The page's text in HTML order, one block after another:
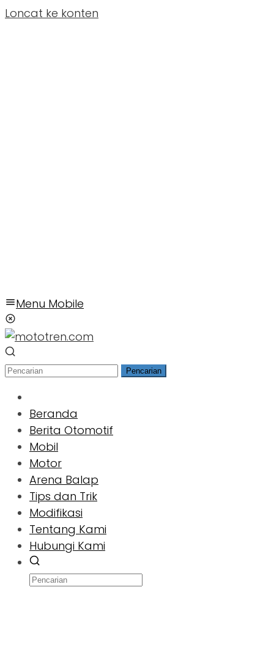
Loncat ke konten
Menu Mobile
Pencarian
Beranda
Berita Otomotif
Mobil
Motor
Arena Balap
Tips dan Trik
Modifikasi
Tentang Kami
Hubungi Kami